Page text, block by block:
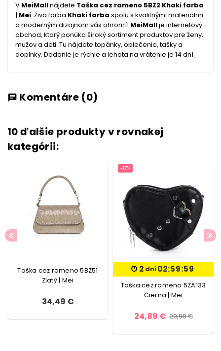
V MeiMallnájdete Taška cez rameno 5BZ2 Khaki farba
| Mei. Živá farba Khaki farba spolu s kvalitnými materiálmi
a moderným dizajnom vás ohromí! MeiMallje internetový
obchod, ktorý ponúka široký sortiment produktov pre ženy,
mužov a deti. Tu nájdete topánky, oblečenie, tašky a
doplnky. Dodanie je rýchle a lehota na vrátenie je 14 dní.
chat Komentáre (0)
10 ďalšie produkty v rovnakej
kategórii:
Taška cez rameno 5BZ51
Zlatý | Mei
34,49 €
-17%
2 dni02:59:59
Taška cez rameno 5ZA133
Čierna | Mei
24,89 € 29,99 €